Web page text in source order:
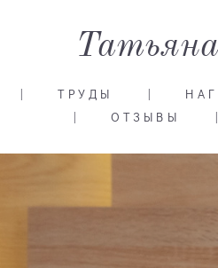
| ТРУДЫ |
|
ОТЗЫВЫ |